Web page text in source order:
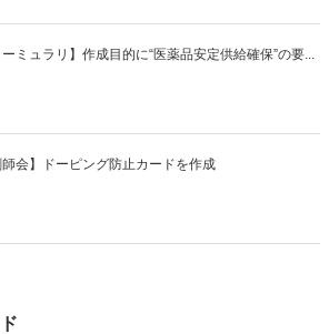
ーミュラリ】作成目的に“医薬品安定供給確保”の要...
師会】ドーピング防止カードを作成